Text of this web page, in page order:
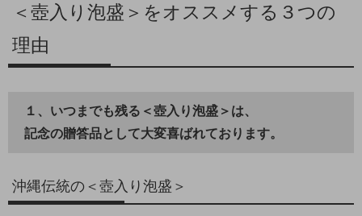
＜壺入り泡盛＞をオススメする３つの
理由
１、いつまでも残る＜壺入り泡盛＞は、
記念の贈答品として大変喜ばれております。
沖縄伝統の＜壺入り泡盛＞